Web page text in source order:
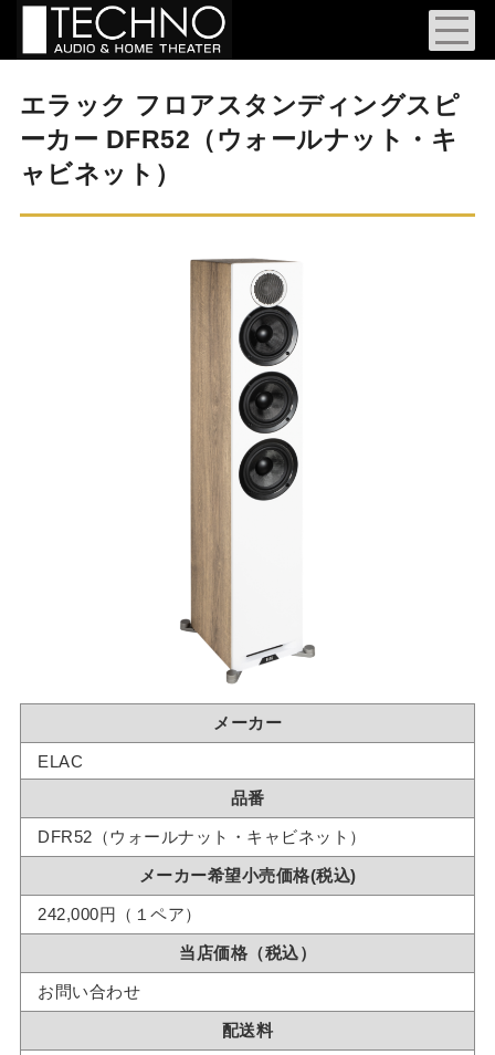
エラック フロアスタンディングスピ
ーカー DFR52（ウォールナット・キ
ャビネット）
メーカー
ELAC
品番
DFR52（ウォールナット・キャビネット）
メーカー希望小売価格(税込)
242,000円（１ペア）
当店価格（税込）
お問い合わせ
配送料